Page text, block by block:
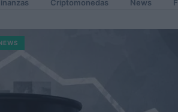
Criptomonedas News